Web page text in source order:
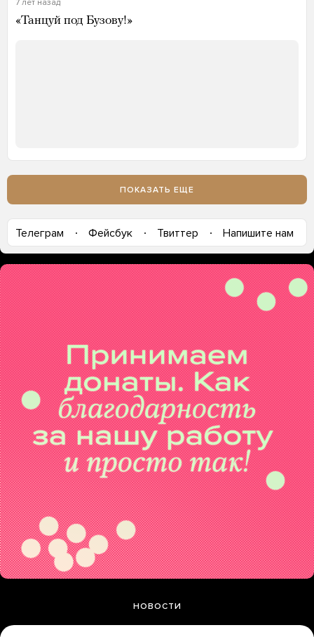
7 лет назад
«Танцуй под Бузову!»
ПОКАЗАТЬ ЕЩЕ
Телеграм Фейсбук Твиттер Напишите нам
НОВОСТИ